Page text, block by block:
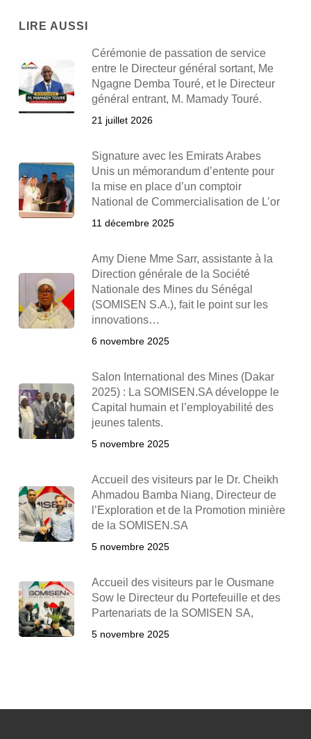
LIRE AUSSI
Cérémonie de passation de service
entre le Directeur général sortant, Me
Ngagne Demba Touré, et le Directeur
général entrant, M. Mamady Touré.
21 juillet 2026
Signature avec les Emirats Arabes
Unis un mémorandum d’entente pour
la mise en place d’un comptoir
National de Commercialisation de L’or
11 décembre 2025
Amy Diene Mme Sarr, assistante à la
Direction générale de la Société
Nationale des Mines du Sénégal
(SOMISEN S.A.), fait le point sur les
innovations…
6 novembre 2025
Salon International des Mines (Dakar
2025) : La SOMISEN.SA développe le
Capital humain et l’employabilité des
jeunes talents.
5 novembre 2025
Accueil des visiteurs par le Dr. Cheikh
Ahmadou Bamba Niang, Directeur de
l’Exploration et de la Promotion minière
de la SOMISEN.SA
5 novembre 2025
Accueil des visiteurs par le Ousmane
Sow le Directeur du Portefeuille et des
Partenariats de la SOMISEN SA,
5 novembre 2025